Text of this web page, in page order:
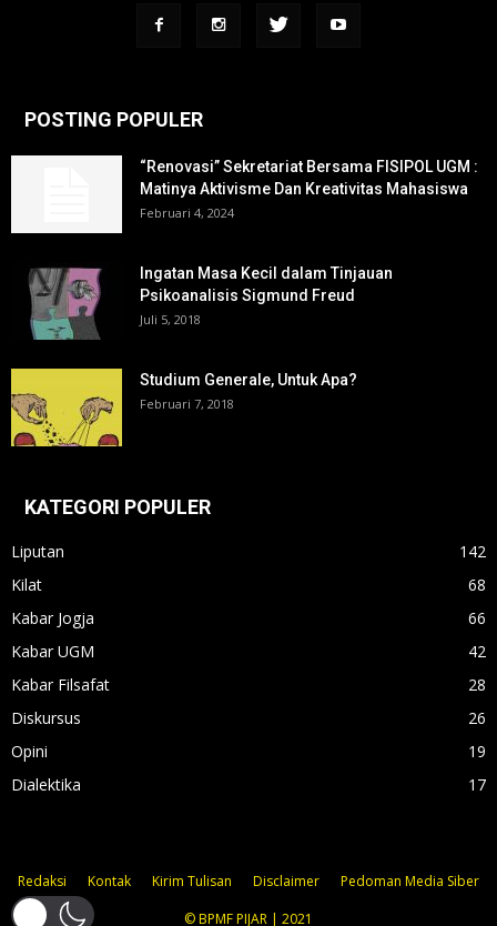
POSTING POPULER
“Renovasi” Sekretariat Bersama FISIPOL UGM :
Matinya Aktivisme Dan Kreativitas Mahasiswa
Februari 4, 2024
Ingatan Masa Kecil dalam Tinjauan
Psikoanalisis Sigmund Freud
Juli 5, 2018
Studium Generale, Untuk Apa?
Februari 7, 2018
KATEGORI POPULER
Liputan
142
Kilat
68
Kabar Jogja
66
Kabar UGM
42
Kabar Filsafat
28
Diskursus
26
Opini
19
Dialektika
17
Redaksi Kontak Kirim Tulisan Disclaimer
Pedoman Media Siber
© BPMF PIJAR | 2021